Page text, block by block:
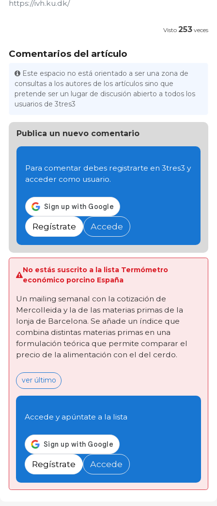
https://ivh.ku.dk/
Visto 253 veces
Comentarios del artículo
Este espacio no está orientado a ser una zona de
consultas a los autores de los artículos sino que
pretende ser un lugar de discusión abierto a todos los
usuarios de 3tres3
Publica un nuevo comentario
Para comentar debes registrarte en 3tres3 y
acceder como usuario.
Regístrate Accede
No estás suscrito a la lista Termómetro
económico porcino España
Un mailing semanal con la cotización de
Mercolleida y la de las materias primas de la
lonja de Barcelona. Se añade un índice que
combina distintas materias primas en una
formulación teórica que permite comparar el
precio de la alimentación con el del cerdo.
ver último
Accede y apúntate a la lista
Regístrate Accede